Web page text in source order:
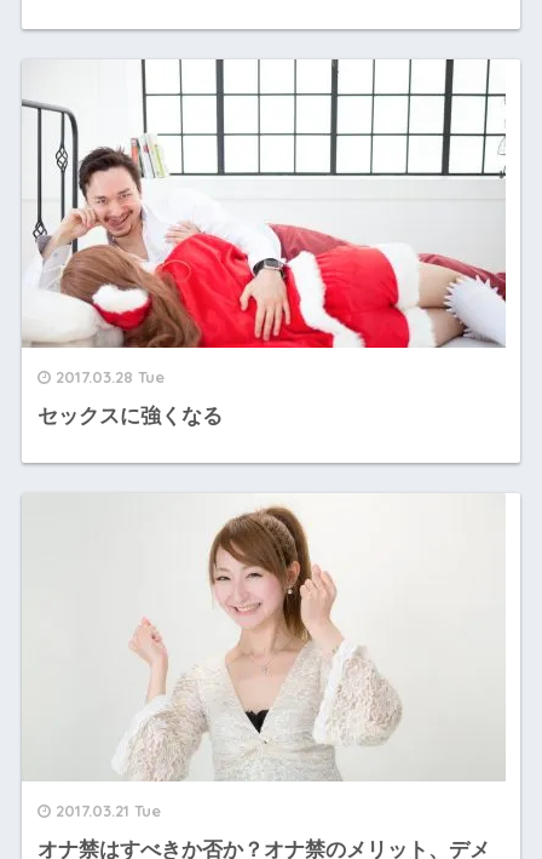
2017.03.28 Tue
セックスに強くなる
2017.03.21 Tue
オナ禁はすべきか否か？オナ禁のメリット、デメ